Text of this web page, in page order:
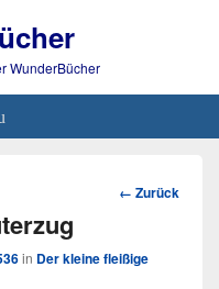
WunderBücher
Bild-
← Zurück
in Der kleine fleißige